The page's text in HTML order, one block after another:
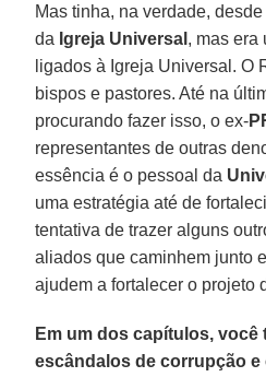
Mas tinha, na verdade, desde
da Igreja Universal , mas era
ligados à Igreja Universal. O
bispos e pastores. Até na
procurando fazer isso, o ex-
representantes de outras
essência é o pessoal da
uma estratégia até de
tentativa de trazer alguns
aliados que caminhem junto
ajudem a fortalecer o projeto
Em um dos capítulos, você
escândalos de corrupção